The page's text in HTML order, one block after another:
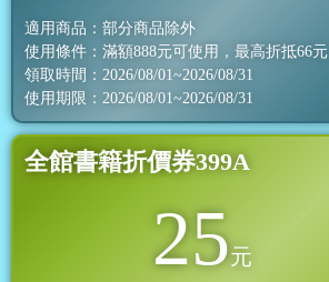
適用商品：部分商品除外
使用條件：滿額888元可使用，最高折抵66元
領取時間：2026/08/01~2026/08/31
使用期限：2026/08/01~2026/08/31
全館書籍折價券399A
25元